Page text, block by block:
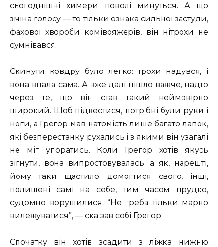
сьогоднішні химери поволі минуться. А що
зміна голосу — то тільки ознака сильної застуди,
фахової хвороби комівояжерів, він нітрохи не
сумнівався.
Скинути ковдру було легко: трохи надувся, і
вона впала сама. А вже далі пішло важче, надто
через те, що він став такий неймовірно
широкий. Щоб підвестися, потрібні були руки і
ноги, а Грегор мав натомість лише багато лапок,
які безперестанку рухались і з якими він узагалі
не міг упоратись. Коли Грегор хотів якусь
зігнути, вона випростовувалась, а як, нарешті,
йому таки щастило домогтися свого, інші,
полишені самі на себе, тим часом прудко,
судомно ворушилися. “Не треба тільки марно
вилежуватися”, — ска зав собі Грегор.
Спочатку він хотів зсадити з ліжка нижню